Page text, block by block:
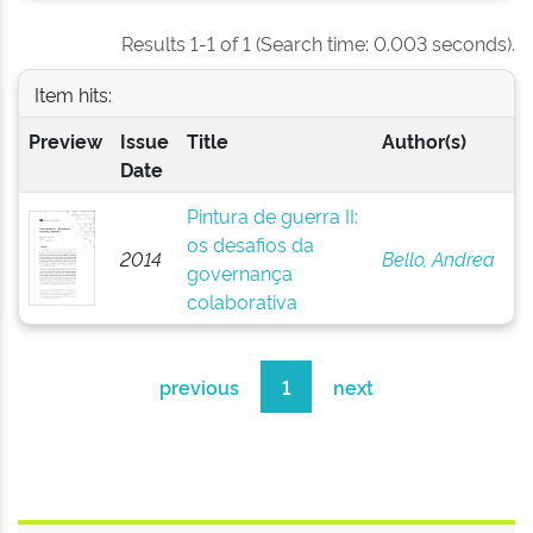
Results 1-1 of 1 (Search time: 0.003 seconds).
Item hits:
Preview
Issue
Date
Title Author(s)
2014
Pintura de guerra II:
os desafios da
governança
colaborativa
Bello, Andrea
previous 1 next